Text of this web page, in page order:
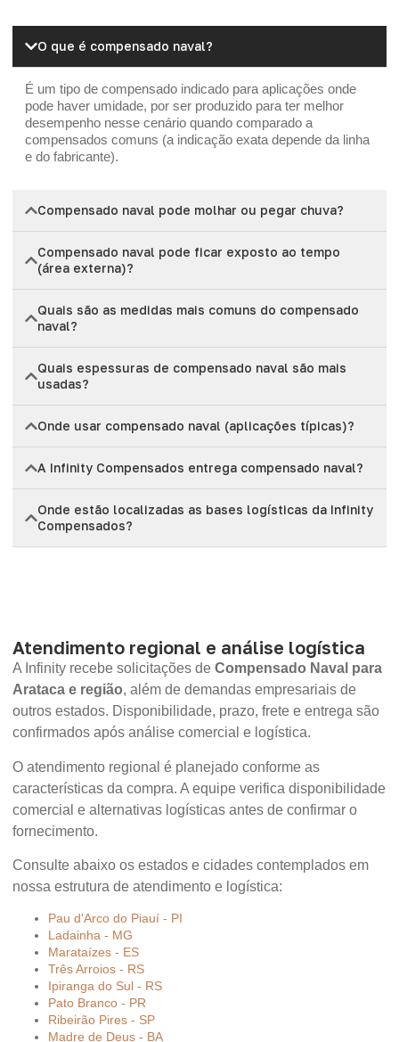
O que é compensado naval?
É um tipo de compensado indicado para aplicações onde
pode haver umidade, por ser produzido para ter melhor
desempenho nesse cenário quando comparado a
compensados comuns (a indicação exata depende da linha
e do fabricante).
Compensado naval pode molhar ou pegar chuva?
Compensado naval pode ficar exposto ao tempo
(área externa)?
Quais são as medidas mais comuns do compensado
naval?
Quais espessuras de compensado naval são mais
usadas?
Onde usar compensado naval (aplicações típicas)?
A Infinity Compensados entrega compensado naval?
Onde estão localizadas as bases logísticas da Infinity
Compensados?
Atendimento regional e análise logística
A Infinity recebe solicitações de Compensado Naval para
Arataca e região, além de demandas empresariais de
outros estados. Disponibilidade, prazo, frete e entrega são
confirmados após análise comercial e logística.
O atendimento regional é planejado conforme as
características da compra. A equipe verifica disponibilidade
comercial e alternativas logísticas antes de confirmar o
fornecimento.
Consulte abaixo os estados e cidades contemplados em
nossa estrutura de atendimento e logística:
Pau d'Arco do Piauí - PI
Ladainha - MG
Marataízes - ES
Três Arroios - RS
Ipiranga do Sul - RS
Pato Branco - PR
Ribeirão Pires - SP
Madre de Deus - BA